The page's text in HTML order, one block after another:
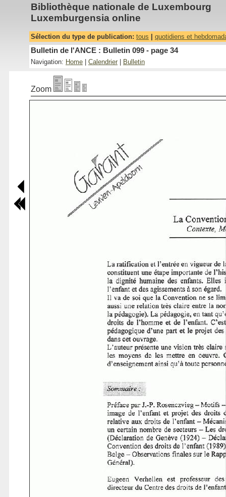
Bibliothèque nationale de Luxembourg
Luxemburgensia online
Sélection du type de publication: tous quotidiens et
Bulletin de l'ANCE : Bulletin 099 - page 34
Navigation: Home Calendrier Bulletin
Zoom